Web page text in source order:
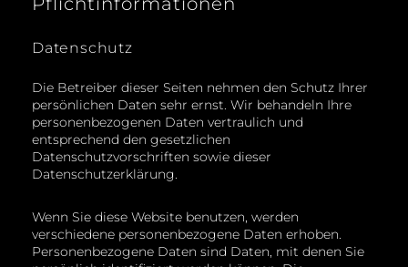
Datenschutz
Die Betreiber dieser Seiten nehmen den Schutz Ihrer
persönlichen Daten sehr ernst. Wir behandeln Ihre
personenbezogenen Daten vertraulich und
entsprechend den gesetzlichen
Datenschutzvorschriften sowie dieser
Datenschutzerklärung.
Wenn Sie diese Website benutzen, werden
verschiedene personenbezogene Daten erhoben.
Personenbezogene Daten sind Daten, mit denen Sie